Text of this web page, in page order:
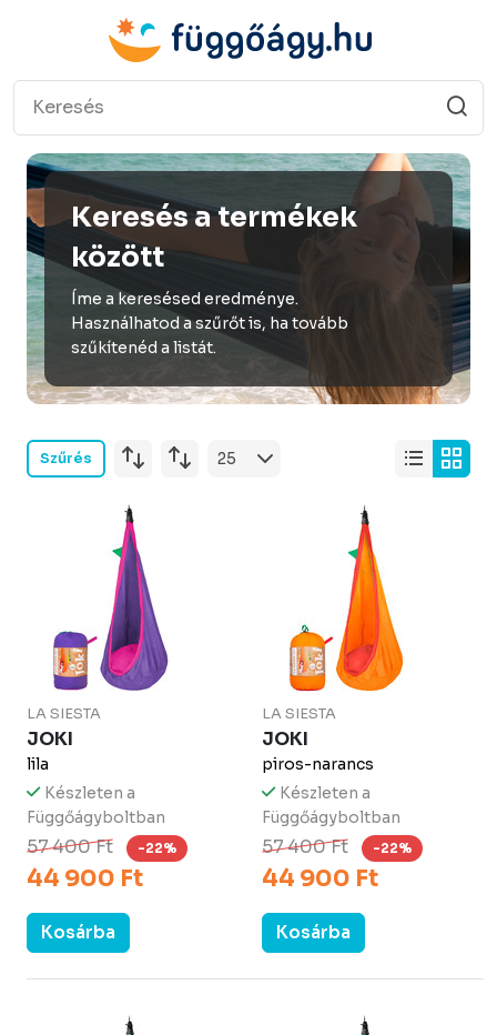
Keresés a termékek
között
Íme a keresésed eredménye.
Használhatod a szűrőt is, ha tovább
szűkítenéd a listát.
Szűrés
LA SIESTA
JOKI
lila
Készleten a
Függőágyboltban
57 400 Ft -22%
44 900 Ft
Kosárba
LA SIESTA
JOKI
piros-narancs
Készleten a
Függőágyboltban
57 400 Ft -22%
44 900 Ft
Kosárba